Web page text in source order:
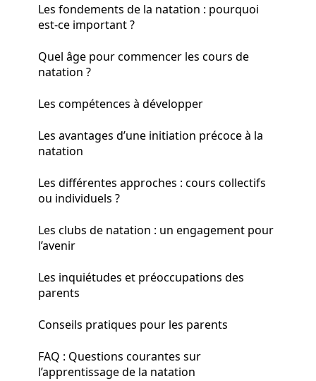
Les fondements de la natation : pourquoi
est-ce important ?
Quel âge pour commencer les cours de
natation ?
Les compétences à développer
Les avantages d’une initiation précoce à la
natation
Les différentes approches : cours collectifs
ou individuels ?
Les clubs de natation : un engagement pour
l’avenir
Les inquiétudes et préoccupations des
parents
Conseils pratiques pour les parents
FAQ : Questions courantes sur
l’apprentissage de la natation